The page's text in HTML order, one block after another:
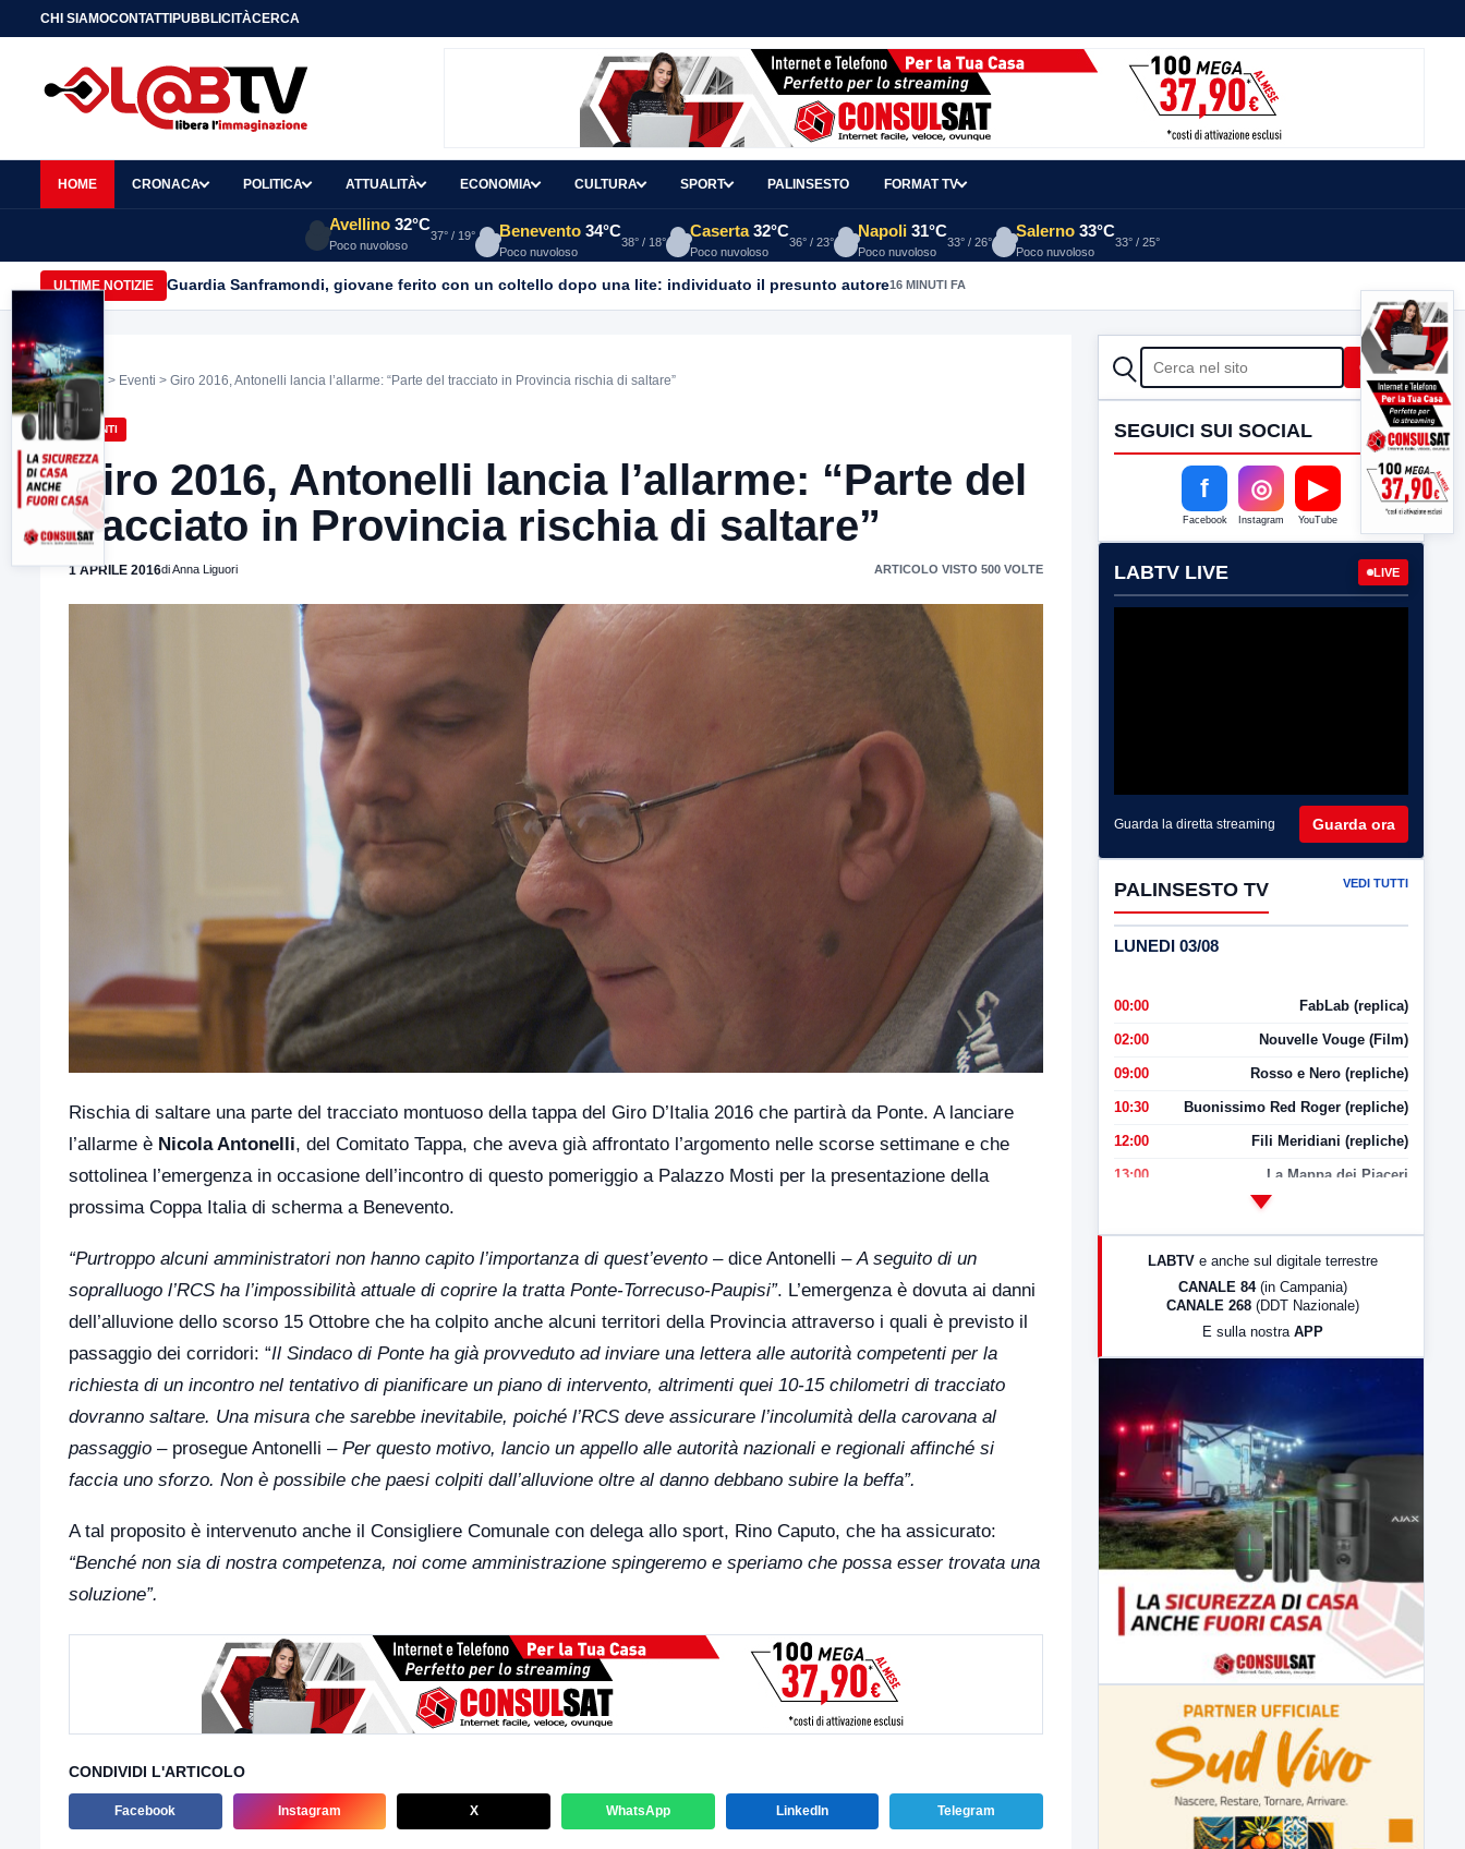
CHI SIAMOCONTATTIPUBBLICITÀCERCA
HOME CRONACA POLITICA ATTUALITÀ ECONOMIA CULTURA SPORT PALINSESTO FORMAT TV
Avellino 32°C
Poco nuvoloso
37° / 19° Benevento 34°C
Poco nuvoloso
38° / 18°
Caserta 32°C
Poco nuvoloso
36° / 23°
Napoli 31°C
Poco nuvoloso
33° / 26°
Salerno 33°C
Poco nuvoloso
33° / 25°
ULTIME NOTIZIE Guardia Sanframondi, giovane ferito con un coltello dopo una lite: individuato il presunto autore16 MINUTI FA
Home > Eventi > Giro 2016, Antonelli lancia l’allarme: “Parte del tracciato in Provincia rischia di saltare”
EVENTI
Giro 2016, Antonelli lancia l’allarme: “Parte del
tracciato in Provincia rischia di saltare”
1 APRILE 2016di Anna Liguori ARTICOLO VISTO 500 VOLTE
Rischia di saltare una parte del tracciato montuoso della tappa del Giro D’Italia 2016 che partirà da Ponte. A lanciare
l’allarme è Nicola Antonelli, del Comitato Tappa, che aveva già affrontato l’argomento nelle scorse settimane e che
sottolinea l’emergenza in occasione dell’incontro di questo pomeriggio a Palazzo Mosti per la presentazione della
prossima Coppa Italia di scherma a Benevento.
“Purtroppo alcuni amministratori non hanno capito l’importanza di quest’evento – dice Antonelli –A seguito di un
sopralluogo l’RCS ha l’impossibilità attuale di coprire la tratta Ponte-Torrecuso-Paupisi”. L’emergenza è dovuta ai danni
dell’alluvione dello scorso 15 Ottobre che ha colpito anche alcuni territori della Provincia attraverso i quali è previsto il
passaggio dei corridori: “Il Sindaco di Ponte ha già provveduto ad inviare una lettera alle autorità competenti per la
richiesta di un incontro nel tentativo di pianificare un piano di intervento, altrimenti quei 10-15 chilometri di tracciato
dovranno saltare. Una misura che sarebbe inevitabile, poiché l’RCS deve assicurare l’incolumità della carovana al
passaggio – prosegue Antonelli – Per questo motivo, lancio un appello alle autorità nazionali e regionali affinché si
faccia uno sforzo. Non è possibile che paesi colpiti dall’alluvione oltre al danno debbano subire la beffa”.
A tal proposito è intervenuto anche il Consigliere Comunale con delega allo sport, Rino Caputo, che ha assicurato:
“Benché non sia di nostra competenza, noi come amministrazione spingeremo e speriamo che possa esser trovata una
soluzione”.
CONDIVIDI L'ARTICOLO
Facebook Instagram X WhatsApp LinkedIn Telegram
CERCA Cerca
SEGUICI SUI SOCIAL
f
Facebook
◎
Instagram
▶
YouTube
LABTV LIVE LIVE
Guarda la diretta streaming Guarda ora
PALINSESTO TV VEDI TUTTI
LUNEDI 03/08
00:00 FabLab (replica)
02:00 Nouvelle Vouge (Film)
09:00 Rosso e Nero (repliche)
10:30 Buonissimo Red Roger (repliche)
12:00 Fili Meridiani (repliche)
13:00 La Mappa dei Piaceri
LabNews (Diretta)
LABTV e anche sul digitale terrestre
CANALE 84 (in Campania)
CANALE 268 (DDT Nazionale)
E sulla nostra APP